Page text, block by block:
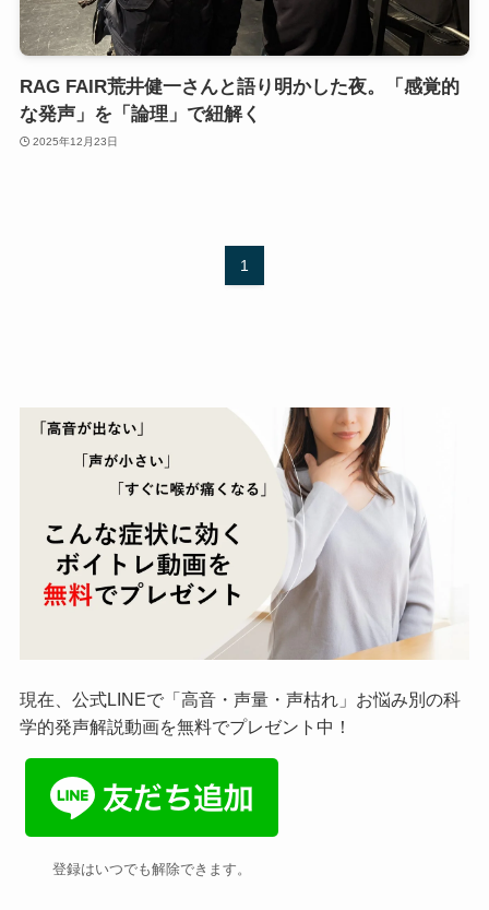
RAG FAIR荒井健一さんと語り明かした夜。「感覚的
な発声」を「論理」で紐解く
2025年12月23日
1
現在、公式LINEで「高音・声量・声枯れ」お悩み別の科
学的発声解説動画を無料でプレゼント中！
登録はいつでも解除できます。